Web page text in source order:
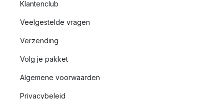
Klantenclub
Veelgestelde vragen
Verzending
Volg je pakket
Algemene voorwaarden
Privacybeleid